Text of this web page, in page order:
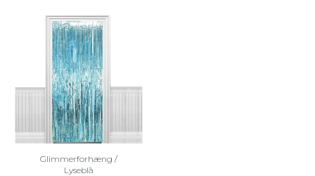
Glimmerforhæng /
Lyseblå